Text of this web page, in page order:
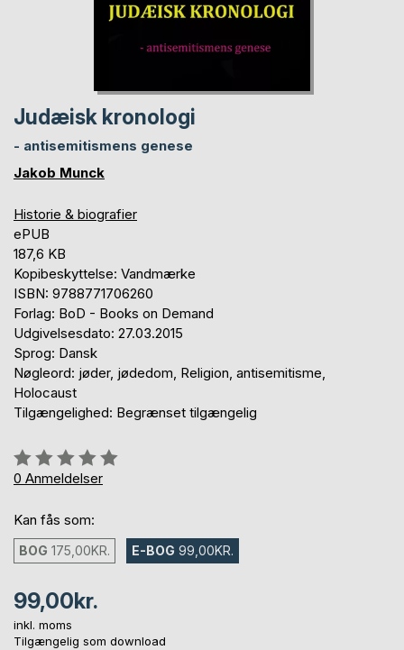
Judæisk kronologi
- antisemitismens genese
Jakob Munck
Historie & biografier
ePUB
187,6 KB
Kopibeskyttelse: Vandmærke
ISBN: 9788771706260
Forlag: BoD - Books on Demand
Udgivelsesdato: 27.03.2015
Sprog: Dansk
Nøgleord: jøder, jødedom, Religion, antisemitisme,
Holocaust
Tilgængelighed: Begrænset tilgængelig
Anmeldelse::
0%
0 Anmeldelser
Kan fås som:
BOG 175,00KR. E-BOG 99,00KR.
99,00kr.
inkl. moms
Tilgængelig som download